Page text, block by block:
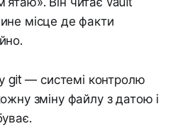
місце де факти
у git — системі контролю
зміну файлу з датою і